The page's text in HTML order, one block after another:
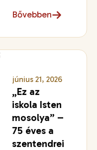
Bővebben
június 21, 2026
„Ez az
iskola Isten
mosolya” –
75 éves a
szentendrei